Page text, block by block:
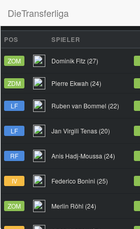
DieTransferliga
POS SPIELER
ZOM Dominik Fitz (27)
ZDM Pierre Ekwah (24)
LF Ruben van Bommel (22)
LF Jan Virgili Tenas (20)
RF Anis Hadj-Moussa (24)
IV Federico Bonini (25)
ZOM Merlin Röhl (24)